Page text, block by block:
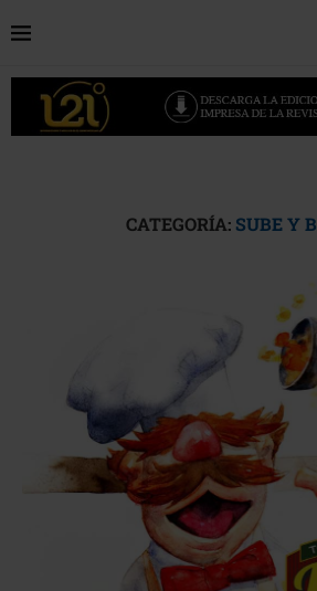
CATEGORÍA: SUBE Y